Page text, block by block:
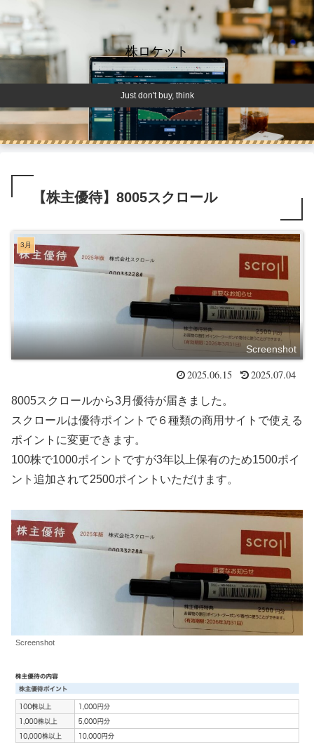
株ロケット
Just don't buy, think
【株主優待】8005スクロール
3月
Screenshot
2025.06.15 2025.07.04
8005スクロールから3月優待が届きました。
スクロールは優待ポイントで６種類の商用サイトで使える
ポイントに変更できます。
100株で1000ポイントですが3年以上保有のため1500ポイ
ント追加されて2500ポイントいただけます。
Screenshot